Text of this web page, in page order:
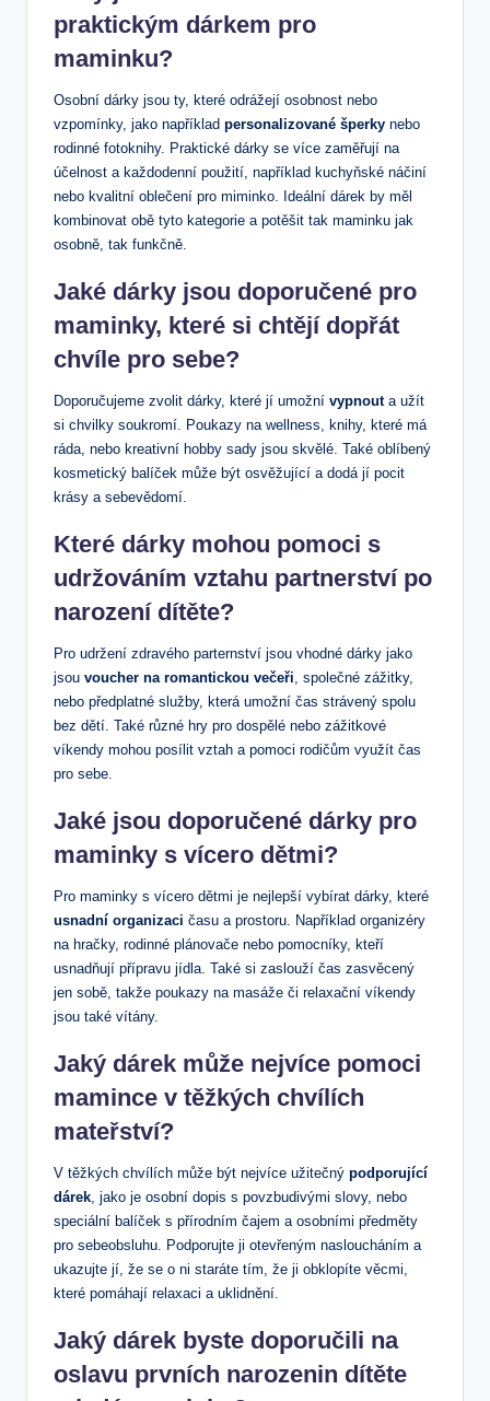
praktickým dárkem pro⁢
maminku?
Osobní dárky jsou ty, které odrážejí‍ osobnost‌ nebo
vzpomínky, jako například personalizované šperky nebo
rodinné fotoknihy. Praktické dárky se‍ více zaměřují‌ na
účelnost a každodenní použití, například ‌kuchyňské náčiní
nebo kvalitní oblečení pro ‌miminko. Ideální dárek by měl
kombinovat ​obě tyto ⁣kategorie a potěšit tak maminku jak
osobně, tak funkčně.
Jaké dárky jsou doporučené pro
maminky, které si chtějí dopřát
chvíle pro sebe?
Doporučujeme zvolit dárky, které jí umožní vypnouta užít
si chvilky soukromí. Poukazy na ⁤wellness, knihy, které⁤ má​
ráda, nebo kreativní hobby sady jsou skvělé. Také oblíbený
kosmetický balíček může⁢ být osvěžující a dodá jí pocit
krásy a sebevědomí.
Které dárky mohou pomoci⁤ s
udržováním vztahu ⁣partnerství po
narození‍ dítěte?
Pro udržení zdravého⁢ parternství jsou vhodné dárky jako‌
jsou voucher na romantickou večeři, společné zážitky,
nebo předplatné služby, která umožní čas strávený spolu
bez⁣ dětí. Také různé hry pro dospělé nebo ⁤zážitkové
víkendy mohou posílit⁤ vztah a pomoci rodičům využít čas⁢
pro sebe.
Jaké jsou doporučené dárky pro
maminky s vícero dětmi?
Pro maminky⁢ s vícero dětmi je nejlepší vybírat dárky, které
usnadní organizaci času a prostoru.⁣ Například organizéry
na hračky, ‌rodinné plánovače nebo pomocníky, kteří
usnadňují přípravu jídla. Také si zaslouží čas zasvěcený
jen sobě, takže⁤ poukazy na masáže či relaxační víkendy
jsou ​také vítány.
Jaký dárek může nejvíce ⁢pomoci
mamince⁤ v těžkých chvílích
mateřství?
V těžkých chvílích může být nejvíce užitečný podporující
‌dárek, jako je osobní dopis s⁣ povzbudivými slovy, nebo
speciální balíček s přírodním čajem a osobními předměty
pro sebeobsluhu. Podporujte⁣ ji otevřeným nasloucháním a
ukazujte jí, že se⁣ o ⁢ni staráte tím, že ji obklopíte věcmi,​
které pomáhají relaxaci a uklidnění.
Jaký dárek byste doporučili na
oslavu prvních narozenin dítěte